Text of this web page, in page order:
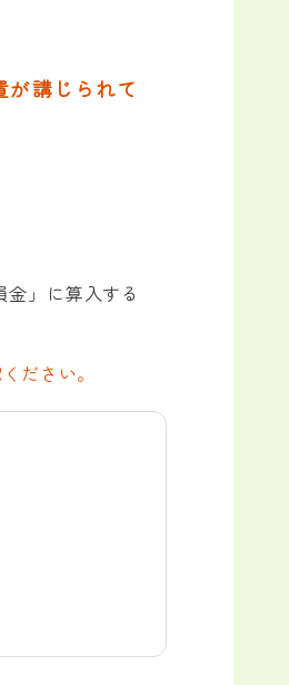
講じられて
」に算入する
ださい。